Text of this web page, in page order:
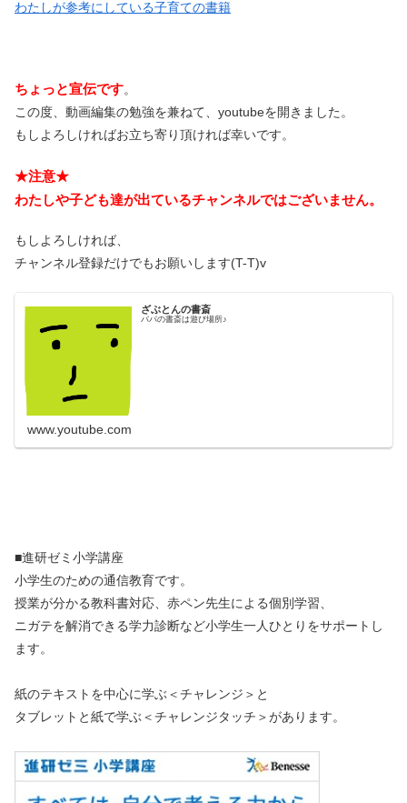
わたしが参考にしている子育ての書籍
ちょっと宣伝です。
この度、動画編集の勉強を兼ねて、youtubeを開きました。
もしよろしければお立ち寄り頂ければ幸いです。
★注意★
わたしや子ども達が出ているチャンネルではございません。
もしよろしければ、
チャンネル登録だけでもお願いします(T-T)v
ざぶとんの書斎
パパの書斎は遊び場所♪
www.youtube.com
■進研ゼミ小学講座
小学生のための通信教育です。
授業が分かる教科書対応、赤ペン先生による個別学習、
ニガテを解消できる学力診断など小学生一人ひとりをサポートし
ます。
紙のテキストを中心に学ぶ＜チャレンジ＞と
タブレットと紙で学ぶ＜チャレンジタッチ＞があります。